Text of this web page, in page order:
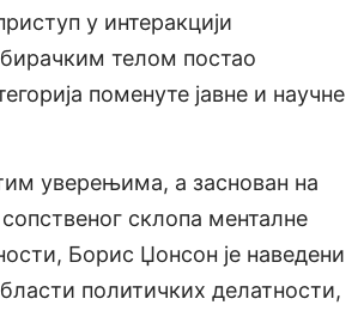
у интеракцији
телом постао
поменуте јавне и научне
уверењима, а заснован на
склопа менталне
Борис Џонсон је наведени
политичких делатности,